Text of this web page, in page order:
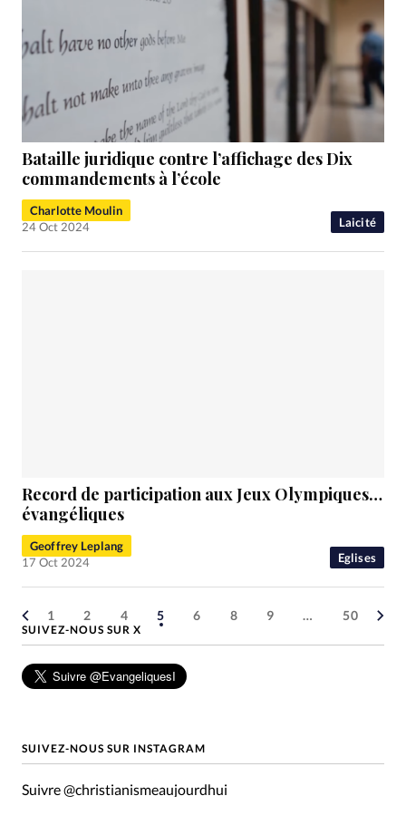
Laicité
Bataille juridique contre l’affichage des Dix
commandements à l’école
Charlotte Moulin
24 Oct 2024
Eglises
Record de participation aux Jeux Olympiques…
évangéliques
Geoffrey Leplang
17 Oct 2024
1 2 4 5 6 8 9 … 50
SUIVEZ-NOUS SUR X
SUIVEZ-NOUS SUR INSTAGRAM
Suivre @christianismeaujourdhui